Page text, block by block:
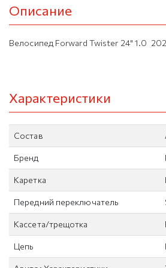
Описание
Велосипед Forward Twister 24" 1.0
Характеристики
Состав
Бренд
Каретка
Передний переключатель
Кассета/трещотка
Цепь